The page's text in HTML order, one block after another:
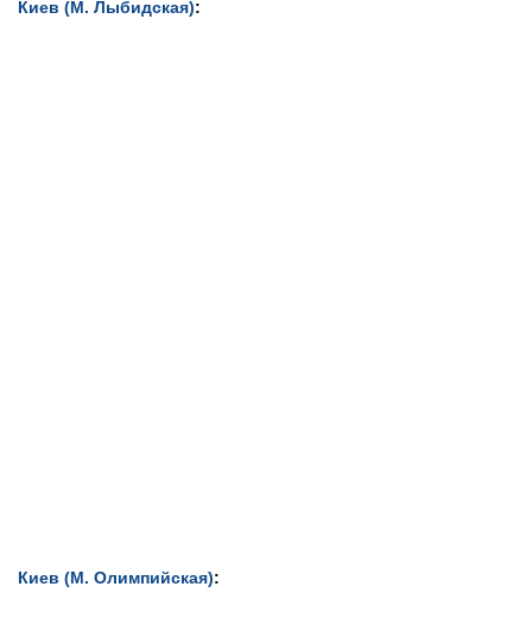
Киев (М. Лыбидская):
Киев (М. Олимпийская):